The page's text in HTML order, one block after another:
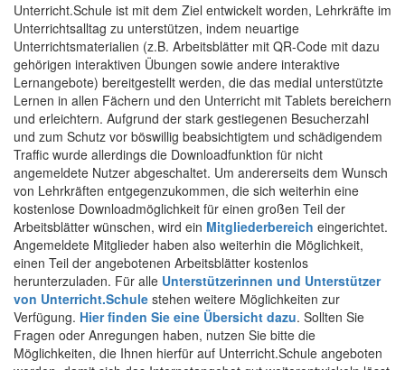
Unterricht.Schule ist mit dem Ziel entwickelt worden, Lehrkräfte im
Unterrichtsalltag zu unterstützen, indem neuartige
Unterrichtsmaterialien (z.B. Arbeitsblätter mit QR-Code mit dazu
gehörigen interaktiven Übungen sowie andere interaktive
Lernangebote) bereitgestellt werden, die das medial unterstützte
Lernen in allen Fächern und den Unterricht mit Tablets bereichern
und erleichtern. Aufgrund der stark gestiegenen Besucherzahl
und zum Schutz vor böswillig beabsichtigtem und schädigendem
Traffic wurde allerdings die Downloadfunktion für nicht
angemeldete Nutzer abgeschaltet. Um andererseits dem Wunsch
von Lehrkräften entgegenzukommen, die sich weiterhin eine
kostenlose Downloadmöglichkeit für einen großen Teil der
Arbeitsblätter wünschen, wird ein Mitgliederbereich eingerichtet.
Angemeldete Mitglieder haben also weiterhin die Möglichkeit,
einen Teil der angebotenen Arbeitsblätter kostenlos
herunterzuladen. Für alle Unterstützerinnen und Unterstützer
von Unterricht.Schule stehen weitere Möglichkeiten zur
Verfügung. Hier finden Sie eine Übersicht dazu. Sollten Sie
Fragen oder Anregungen haben, nutzen Sie bitte die
Möglichkeiten, die Ihnen hierfür auf Unterricht.Schule angeboten